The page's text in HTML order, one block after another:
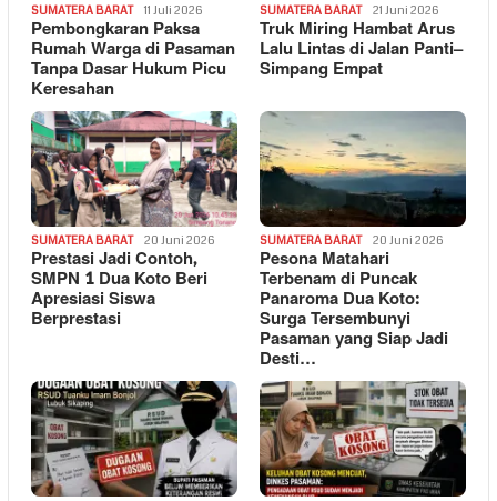
SUMATERA BARAT 11 Juli 2026
Pembongkaran Paksa
Rumah Warga di Pasaman
Tanpa Dasar Hukum Picu
Keresahan
SUMATERA BARAT 21 Juni 2026
Truk Miring Hambat Arus
Lalu Lintas di Jalan Panti–
Simpang Empat
SUMATERA BARAT 20 Juni 2026
Prestasi Jadi Contoh,
SMPN 1 Dua Koto Beri
Apresiasi Siswa
Berprestasi
SUMATERA BARAT 20 Juni 2026
Pesona Matahari
Terbenam di Puncak
Panaroma Dua Koto:
Surga Tersembunyi
Pasaman yang Siap Jadi
Desti…